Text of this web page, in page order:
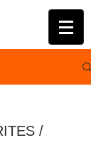
/